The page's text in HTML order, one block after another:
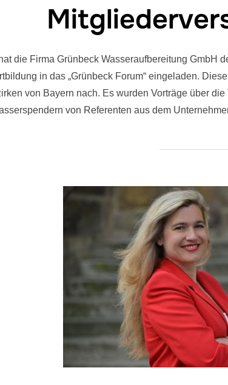
die Firma Grünbeck Wasseraufbereitung GmbH
in das „Grünbeck Forum“ eingeladen.
von Bayern nach. Es wurden Vorträge über
von Referenten aus dem